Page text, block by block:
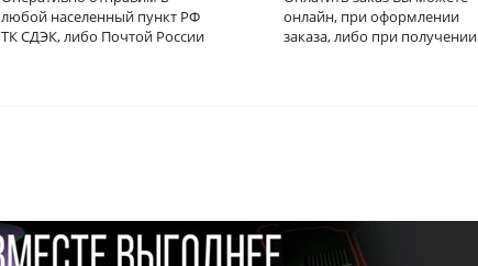
любой населенный пункт РФ
ТК СДЭК, либо Почтой России
онлайн, при оформлении
заказа, либо при получении